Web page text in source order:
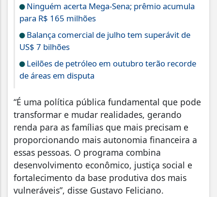
Ninguém acerta Mega-Sena; prêmio acumula
para R$ 165 milhões
Balança comercial de julho tem superávit de
US$ 7 bilhões
Leilões de petróleo em outubro terão recorde
de áreas em disputa
“É uma política pública fundamental que pode
transformar e mudar realidades, gerando
renda para as famílias que mais precisam e
proporcionando mais autonomia financeira a
essas pessoas. O programa combina
desenvolvimento econômico, justiça social e
fortalecimento da base produtiva dos mais
vulneráveis”, disse Gustavo Feliciano.